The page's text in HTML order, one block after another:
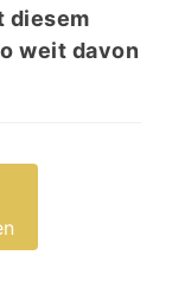
diesem
weit davon